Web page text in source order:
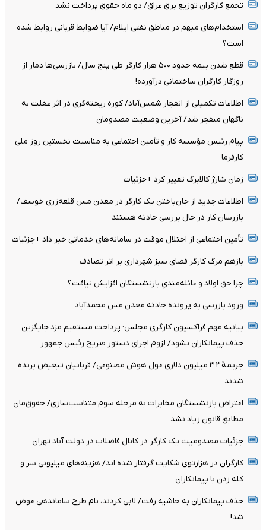
تجمع کارگران توزیع برق عراق/ دو ماه حقوق پرداخت نشد
استخدام‌های مبهم در مناطق نفتی ایلام/ آیا ضوابط قربانی روابط شده
است؟
قطع شدن بیمه حدود ۵۰۰ هزار کارگر طی پنج سال/ بازرسی‌ها دمار از
روزگار کارگران ساختمانی درآورده!
اطلاعات تکمیلی از انفجار شمس‌آباد/ کوره ریخته‌گری در اثر غفلت به
ناگهان منفجر شد/ آخرین وضعیت مصدومان
پیام رئیس مؤسسه کار و تأمین اجتماعی به مناسبت نخستین روز ملی
کارفرما
زمان شارژ کالابرگ تغییر کرد +جزئیات
اطلاعات جدید از جان‌باختن یک کارگر در معدن مس قلعه‌زری خوسف/
بازرسان کار در حال بررسی حادثه هستند
تأمین اجتماعی از اختلال موقت در سامانه‌های خدماتی خبر داد +جزئیات
بازهم مرگ کارگر فضای سبز شهرداری بر اثر تصادف
چرا حق اولاد و عائله‌مندیِ بازنشستگان افزایش نیافت؟
ورود بازرسی به پرونده حادثه معدن مس محمدآباد
بیانیه مهم فراکسیون کارگری مجلس: پرداخت مستقیم مزد جایگزین
حذف پیمانکاران نشود/ لزوم اجرای دستور صریح رئیس جمهور
جریمۀ ۳.۲ میلیون دلاری غول هوش مصنوعی/ قربانیان تبعیض برنده
شدند
اعتراض بازنشستگان مخابرات به مرحله سوم متناسب‌سازی/ حقوق‌مان
مطابق قانون زیاد نشد
جزئیات مصدومیت یک کارگر در کانال فاضلاب در دولت آباد تهران
کارگران در هزارتوی شکایت گرفتار شده اند/ هزینه‌های میلیونی سر و
کله زدن با پیمانکاران
حذف پیمانکاران به حاشیه رفت/ لابی کردند، نام طرح ساماندهی عوض
شد!